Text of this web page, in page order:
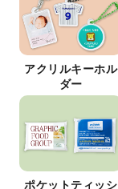
アクリルキーホル
ダー
ポケットティッシ